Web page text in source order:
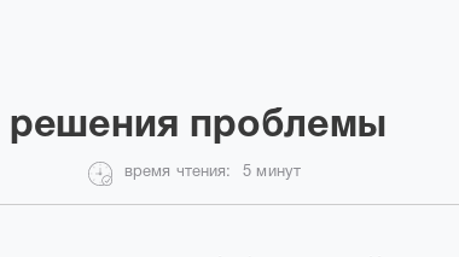
решения проблемы
время чтения: 5 минут